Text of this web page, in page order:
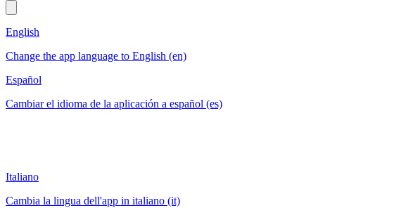
English
Change the app language to English (en)
Español
Cambiar el idioma de la aplicación a español (es)
Italiano
Cambia la lingua dell'app in italiano (it)